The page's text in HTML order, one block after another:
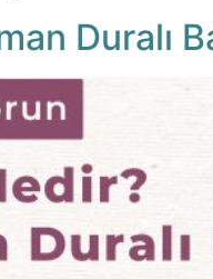
Duralı